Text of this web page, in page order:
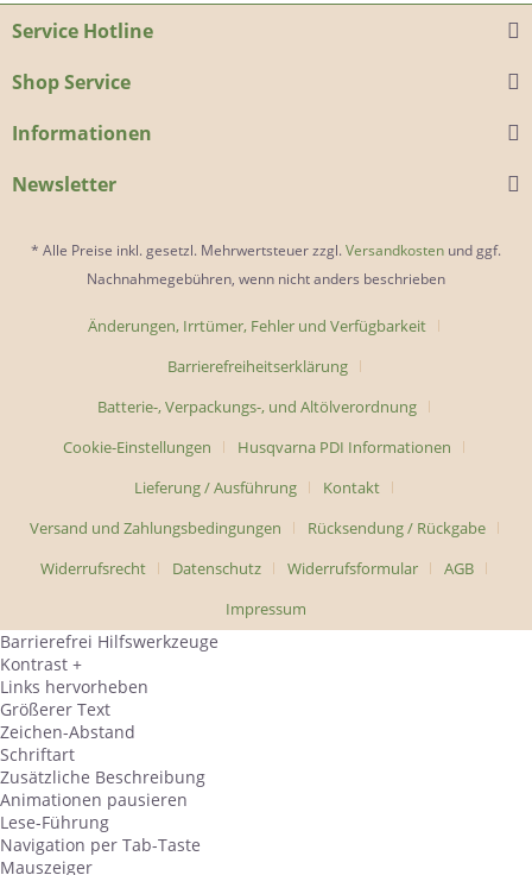
Service Hotline
Shop Service
Informationen
Newsletter
* Alle Preise inkl. gesetzl. Mehrwertsteuer zzgl.Versandkosten und ggf.
Nachnahmegebühren, wenn nicht anders beschrieben
Änderungen, Irrtümer, Fehler und Verfügbarkeit
Barrierefreiheitserklärung
Batterie-, Verpackungs-, und Altölverordnung
Cookie-Einstellungen
Husqvarna PDI Informationen
Lieferung / Ausführung
Kontakt
Versand und Zahlungsbedingungen
Rücksendung / Rückgabe
Widerrufsrecht
Datenschutz Widerrufsformular
AGB
Impressum
Barrierefrei Hilfswerkzeuge
Kontrast +
Links hervorheben
Größerer Text
Zeichen-Abstand
Schriftart
Zusätzliche Beschreibung
Animationen pausieren
Lese-Führung
Navigation per Tab-Taste
Mauszeiger